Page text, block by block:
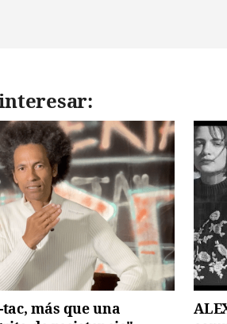
más que una